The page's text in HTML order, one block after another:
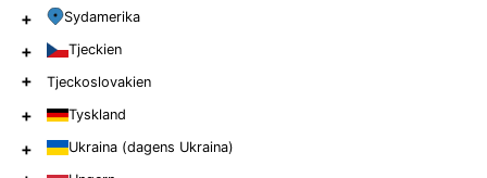
+ Sydamerika
+ Tjeckien
+ Tjeckoslovakien
+ Tyskland
+ Ukraina (dagens Ukraina)